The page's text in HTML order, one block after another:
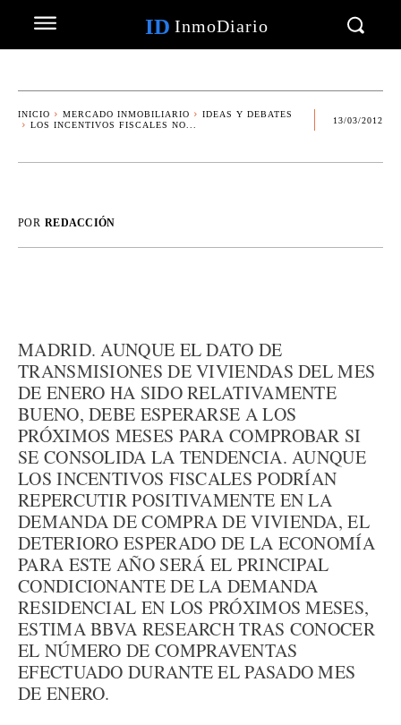
ID InmoDiario
INICIO MERCADO INMOBILIARIO
IDEAS Y DEBATES
LOS INCENTIVOS FISCALES NO...
13/03/2012
POR REDACCIÓN
MADRID. AUNQUE EL DATO DE
TRANSMISIONES DE VIVIENDAS DEL MES
DE ENERO HA SIDO RELATIVAMENTE
BUENO, DEBE ESPERARSE A LOS
PRÓXIMOS MESES PARA COMPROBAR SI
SE CONSOLIDA LA TENDENCIA. AUNQUE
LOS INCENTIVOS FISCALES PODRÍAN
REPERCUTIR POSITIVAMENTE EN LA
DEMANDA DE COMPRA DE VIVIENDA, EL
DETERIORO ESPERADO DE LA ECONOMÍA
PARA ESTE AÑO SERÁ EL PRINCIPAL
CONDICIONANTE DE LA DEMANDA
RESIDENCIAL EN LOS PRÓXIMOS MESES,
ESTIMA BBVA RESEARCH TRAS CONOCER
EL NÚMERO DE COMPRAVENTAS
EFECTUADO DURANTE EL PASADO MES
DE ENERO.